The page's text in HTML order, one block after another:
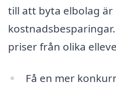
till att byta elbolag
priser från olika
Få en mer